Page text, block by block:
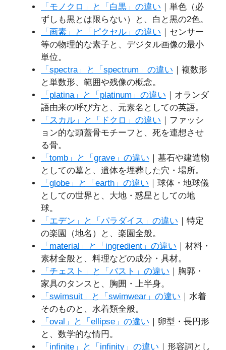
「モノクロ」と「白黒」の違い ｜単色（必
ずしも黒とは限らない）と、白と黒の2色。
「画素」と「ピクセル」の違い ｜センサー
等の物理的な素子と、デジタル画像の最小
単位。
「spectra」と「spectrum」の違い ｜複数形
と単数形、範囲や残像の概念。
「platina」と「platinum」の違い ｜オランダ
語由来の呼び方と、元素名としての英語。
「スカル」と「ドクロ」の違い ｜ファッシ
ョン的な頭蓋骨モチーフと、死を連想させ
る骨。
「tomb」と「grave」の違い ｜墓石や建造物
としての墓と、遺体を埋葬した穴・場所。
「globe」と「earth」の違い ｜球体・地球儀
としての世界と、大地・惑星としての地
球。
「エデン」と「パラダイス」の違い ｜特定
の楽園（地名）と、楽園全般。
「material」と「ingredient」の違い ｜材料・
素材全般と、料理などの成分・具材。
「チェスト」と「バスト」の違い ｜胸郭・
家具のタンスと、胸囲・上半身。
「swimsuit」と「swimwear」の違い ｜水着
そのものと、水着類全般。
「oval」と「ellipse」の違い ｜卵型・長円形
と、数学的な情円。
「infinite」と「infinity」の違い ｜形容詞とし